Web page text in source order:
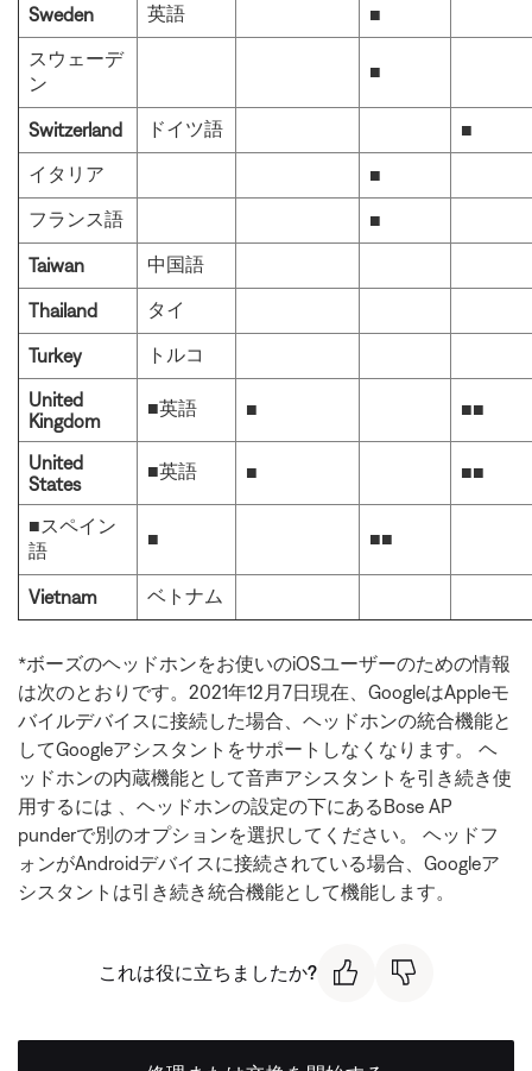
Sweden 英語 ■
スウェーデ
ン
■
Switzerland ドイツ語 ■
イタリア ■
フランス語 ■
Taiwan 中国語
Thailand タイ
Turkey トルコ
United
Kingdom
■英語 ■ ■■
United
States
■英語 ■ ■■
■スペイン
語
■ ■■
Vietnam ベトナム
*ボーズのヘッドホンをお使いのiOSユーザーのための情報
は次のとおりです。2021年12月7日現在、GoogleはAppleモ
バイルデバイスに接続した場合、ヘッドホンの統合機能と
してGoogleアシスタントをサポートしなくなります。 ヘ
ッドホンの内蔵機能として音声アシスタントを引き続き使
用するには 、ヘッドホンの設定の下にあるBose AP
punderで別のオプションを選択してください。 ヘッドフ
ォンがAndroidデバイスに接続されている場合、Googleア
シスタントは引き続き統合機能として機能します。
これは役に立ちましたか?